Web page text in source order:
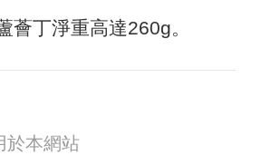
薈丁淨重高達260g。
於本網站